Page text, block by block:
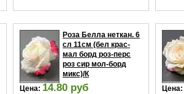
Роза Белла неткан. 6
сл 11см (бел крас-
мал борд роз-перс
роз сир мол-борд
микс)/К
Цена: 14.80 руб
Цена: